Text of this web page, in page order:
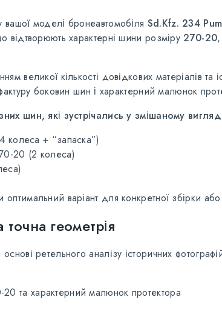
моделі бронеавтомобіля Sd.Kfz. 234
відтворюють характерні шини розміру270-20
великої кількості довідкових матеріалів
боковин шин і характерний малюнок
шин, які зустрічались у змішаному
+ “запаска”)
20 (2 колеса)
варіант для конкретної збірки
точна геометрія
ретельного аналізу історичних
та характерний малюнок протектора